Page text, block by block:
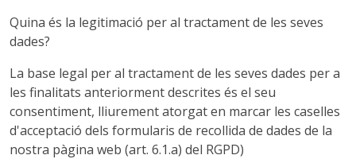
Quina és la legitimació per al tractament de les seves
dades?
La base legal per al tractament de les seves dades per a
les finalitats anteriorment descrites és el seu
consentiment, lliurement atorgat en marcar les caselles
d'acceptació dels formularis de recollida de dades de la
nostra pàgina web (art. 6.1.a) del RGPD)